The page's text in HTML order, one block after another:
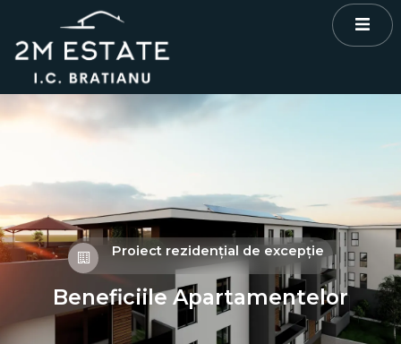
content
Proiect rezidențial de excepție
Beneficiile Apartamentelor